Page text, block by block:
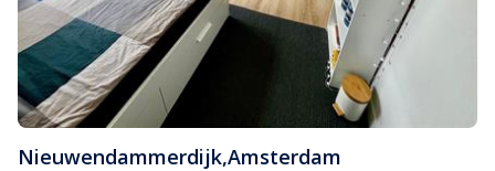
Nieuwendammerdijk,Amsterdam